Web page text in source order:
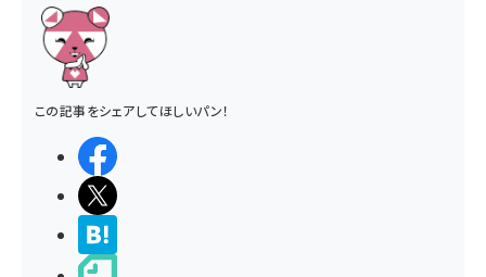
この記事をシェアしてほしいパン！